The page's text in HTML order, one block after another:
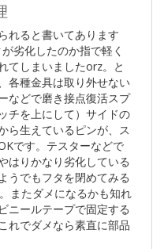
れると書いてあります
劣化したのか指で軽く
てしまいましたorz。と
各種金具は取り外せない
などで磨き接点復活スプ
チを上にして）サイドの
ら生えているピンが、ス
です。テスターなどで
はりかなり劣化している
うでもフタを閉めてみる
またダメになるかも知れ
ニールテープで固定する
れでダメなら素直に部品